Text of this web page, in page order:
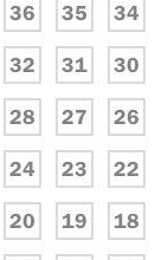
36 35 34
32 31 30
28 27 26
24 23 22
20 19 18